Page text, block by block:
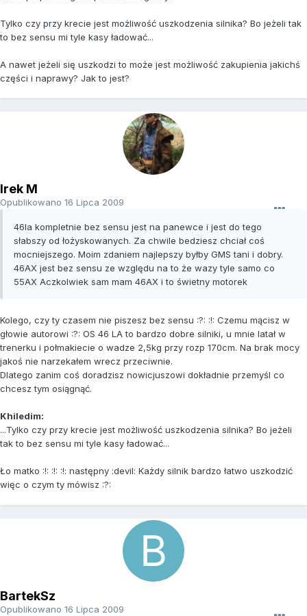
Tylko czy przy krecie jest możliwość uszkodzenia silnika? Bo jeżeli tak
to bez sensu mi tyle kasy ładować...
A nawet jeżeli się uszkodzi to może jest możliwość zakupienia jakichś
części i naprawy? Jak to jest?
Irek M
Opublikowano 16 Lipca 2009
46la kompletnie bez sensu jest na panewce i jest do tego
słabszy od łożyskowanych. Za chwile bedziesz chciał coś
mocniejszego. Moim zdaniem najlepszy byłby GMS tani i dobry.
46AX jest bez sensu ze względu na to że wazy tyle samo co
55AX Aczkolwiek sam mam 46AX i to świetny motorek
Kolego, czy ty czasem nie piszesz bez sensu :?: :!: Czemu mącisz w
głowie autorowi :?: OS 46 LA to bardzo dobre silniki, u mnie latał w
trenerku i połmakiecie o wadze 2,5kg przy rozp 170cm. Na brak mocy
jakoś nie narzekałem wrecz przeciwnie.
Dlatego zanim coś doradzisz nowicjuszowi dokładnie przemyśl co
chcesz tym osiągnąć.
Khiledim:
...Tylko czy przy krecie jest możliwość uszkodzenia silnika? Bo jeżeli
tak to bez sensu mi tyle kasy ładować...
Ło matko :!: :!: :!: następny :devil: Każdy silnik bardzo łatwo uszkodzić
więc o czym ty mówisz :?:
BartekSz
Opublikowano 16 Lipca 2009